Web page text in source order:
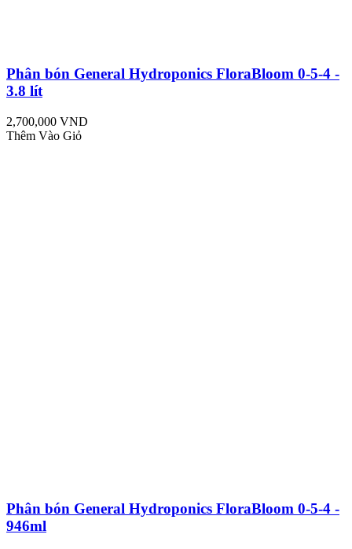
Phân bón General Hydroponics FloraBloom 0-5-4 -
3.8 lít
2,700,000 VND
Thêm Vào Giỏ
Phân bón General Hydroponics FloraBloom 0-5-4 -
946ml